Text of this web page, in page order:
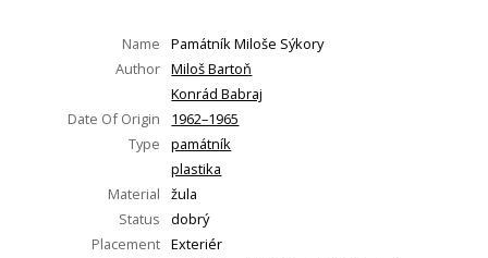
Name
Památník Miloše Sýkory
Author Miloš Bartoň
Konrád Babraj
Date Of Origin
1962–1965
Type
památník
plastika
Material
žula
Status
dobrý
Placement Exteriér